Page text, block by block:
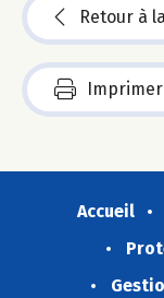
Retour à
Accueil